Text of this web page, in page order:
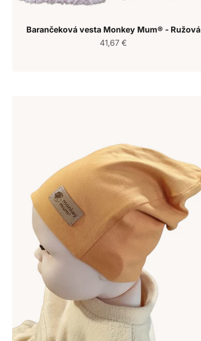
Barančeková vesta Monkey Mum® - Ružová
Predajná cena
41,67 €